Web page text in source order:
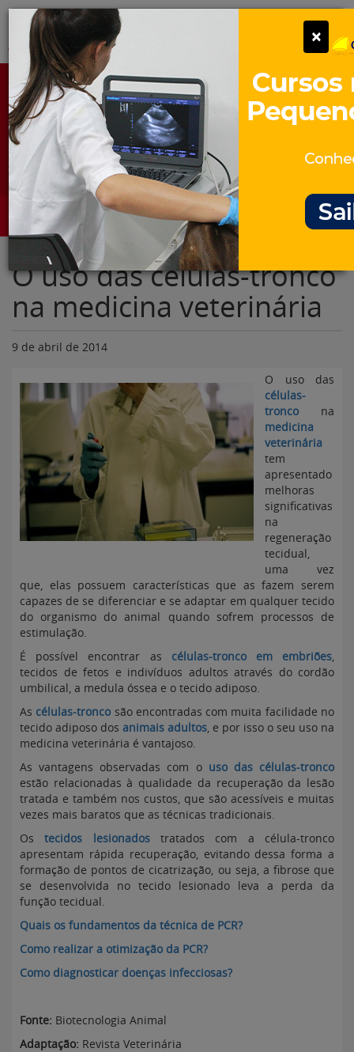
Pular
para
conteúdo
Portal para Profissionais Veterinários
Assine Gratuitamente
Categorias
O uso das células-tronco
na medicina veterinária
9 de abril de 2014
O uso das
células-
tronco na
medicina
veterinária
tem
apresentado
melhoras
significativas
na
regeneração
tecidual,
uma vez
que, elas possuem características que as fazem serem
capazes de se diferenciar e se adaptar em qualquer tecido
do organismo do animal quando sofrem processos de
estimulação.
É possível encontrar as células-tronco em embriões,
tecidos de fetos e indivíduos adultos através do cordão
umbilical, a medula óssea e o tecido adiposo.
As células-tronco são encontradas com muita facilidade no
tecido adiposo dos animais adultos, e por isso o seu uso na
medicina veterinária é vantajoso.
As vantagens observadas com o uso das células-tronco
estão relacionadas à qualidade da recuperação da lesão
tratada e também nos custos, que são acessíveis e muitas
vezes mais baratos que as técnicas tradicionais.
Os tecidos lesionados
tratados com a célula-tronco
apresentam rápida recuperação, evitando dessa forma a
formação de pontos de cicatrização, ou seja, a fibrose que
se desenvolvida no tecido lesionado leva a perda da
função tecidual.
Quais os fundamentos da técnica de PCR?
Como realizar a otimização da PCR?
Como diagnosticar doenças infecciosas?
Fonte: Biotecnologia Animal
Adaptação: Revista Veterinária
×